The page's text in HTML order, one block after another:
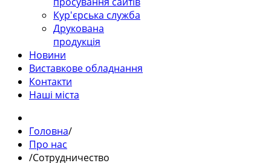
Кур'єрська служба
Друкована
продукція
Новини
Виставкове обладнання
Контакти
Наші міста
Головна/
Про нас
/Сотрудничество